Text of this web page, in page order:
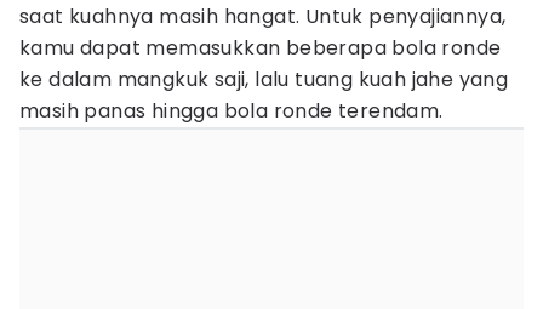
saat kuahnya masih hangat. Untuk penyajiannya,
kamu dapat memasukkan beberapa bola ronde
ke dalam mangkuk saji, lalu tuang kuah jahe yang
masih panas hingga bola ronde terendam.